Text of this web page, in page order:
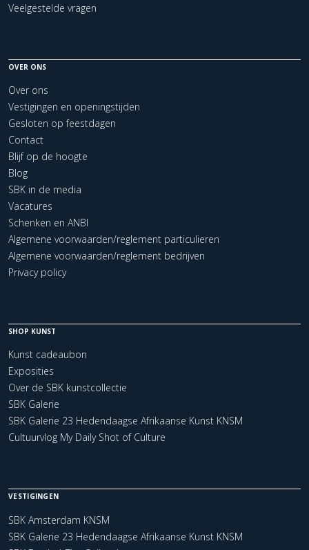
Veelgestelde vragen
OVER ONS
Over ons
Vestigingen en openingstijden
Gesloten op feestdagen
Contact
Blijf op de hoogte
Blog
SBK in de media
Vacatures
Schenken en ANBI
Algemene voorwaarden/reglement particulieren
Algemene voorwaarden/reglement bedrijven
Privacy policy
SHOP KUNST
Kunst cadeaubon
Exposities
Over de SBK kunstcollectie
SBK Galerie
SBK Galerie 23 Hedendaagse Afrikaanse Kunst KNSM
Cultuurvlog My Daily Shot of Culture
VESTIGINGEN
SBK Amsterdam KNSM
SBK Galerie 23 Hedendaagse Afrikaanse Kunst KNSM